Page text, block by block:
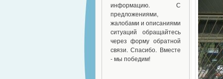
информацию. С
предложениями,
жалобами и описаниями
ситуаций обращайтесь
через форму обратной
связи. Спасибо. Вместе
- мы победим!